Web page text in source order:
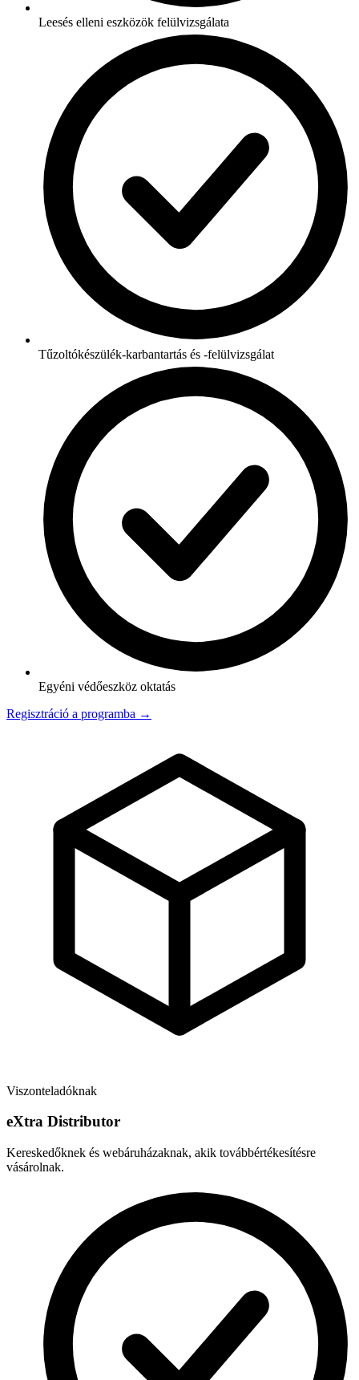
Leesés elleni eszközök felülvizsgálata
Tűzoltókészülék-karbantartás és -felülvizsgálat
Egyéni védőeszköz oktatás
Regisztráció a programba →
Viszonteladóknak
eXtra Distributor
Kereskedőknek és webáruházaknak, akik továbbértékesítésre
vásárolnak.